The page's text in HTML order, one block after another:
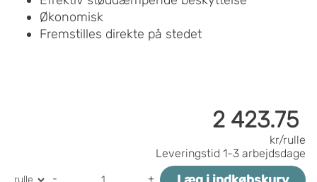
Økonomisk
Fremstilles direkte på stedet
2 423.75
kr/rulle
Leveringstid 1-3 arbejdsdage
- +